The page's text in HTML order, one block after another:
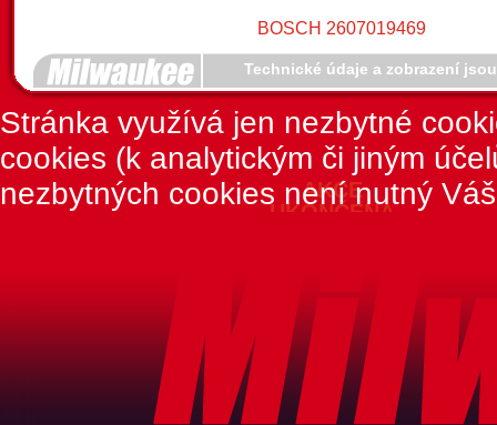
AKCE
UKONČENA
Technické údaje a zobrazení
Stránka využívá jen nezbytné
cookies (k analytickým či jiným
nezbytných cookies není nutný